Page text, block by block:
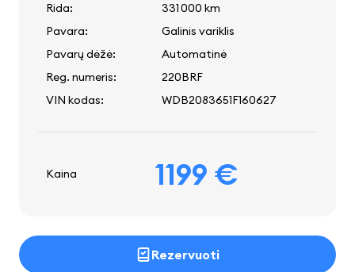
Rida:
331 000 km
Pavara:
Galinis variklis
Pavarų dėžė:
Automatinė
Reg. numeris:
220BRF
VIN kodas:
WDB2083651F160627
Kaina 1199 €
Rezervuoti